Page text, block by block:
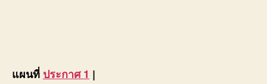
แผนที่ ประกาศ 1 |